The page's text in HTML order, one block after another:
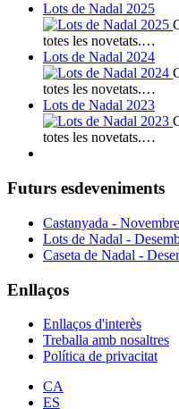
Lots de Nadal 2025
totes les novetats.…
Lots de Nadal 2024
totes les novetats.…
Lots de Nadal 2023
totes les novetats.…
Futurs esdeveniments
Castanyada -
Lots de Nadal -
Caseta de Nadal -
Enllaços
Enllaços d'interès
Treballa amb nosaltres
Política de privacitat
CA
ES